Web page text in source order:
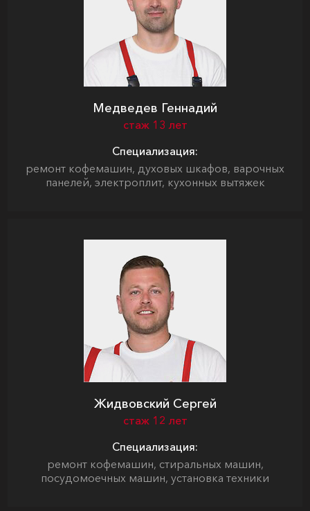
Медведев Геннадий
стаж 13 лет
Специализация:
ремонт кофемашин, духовых шкафов, варочных
панелей, электроплит, кухонных вытяжек
Жидвовский Сергей
стаж 12 лет
Специализация:
ремонт кофемашин, стиральных машин,
посудомоечных машин, установка техники